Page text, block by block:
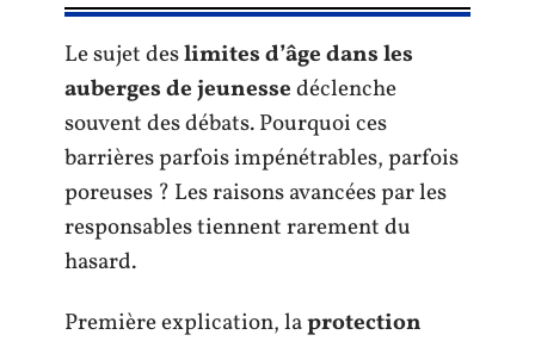
Le sujet deslimites d’âge dans les
auberges de jeunessedéclenche
souvent des débats. Pourquoi ces
barrières parfois impénétrables, parfois
poreuses ? Les raisons avancées par les
responsables tiennent rarement du
hasard.
Première explication, laprotection